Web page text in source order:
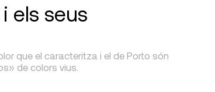
els seus
que el caracteritza i el de Porto són
de colors vius.